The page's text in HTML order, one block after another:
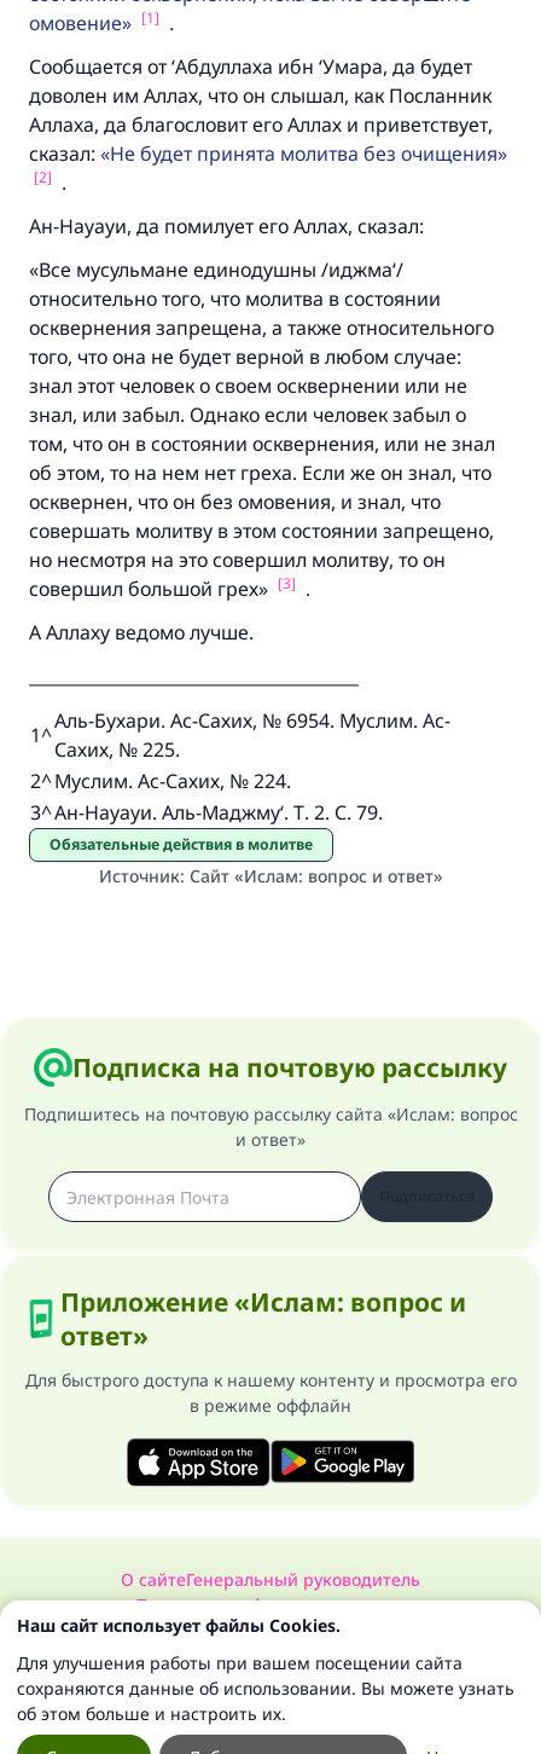
омовение
[1] .
Сообщается от ‘Абдуллаха ибн ‘Умара, да будет
доволен им Аллах, что он слышал, как Посланник
Аллаха, да благословит его Аллах и приветствует,
сказал:
Не будет принята молитва без очищения
[2] .
Ан-Науауи, да помилует его Аллах, сказал:
«Все мусульмане единодушны /иджма‘/
относительно того, что молитва в состоянии
осквернения запрещена, а также относительного
того, что она не будет верной в любом случае:
знал этот человек о своем осквернении или не
знал, или забыл. Однако если человек забыл о
том, что он в состоянии осквернения, или не знал
об этом, то на нем нет греха. Если же он знал, что
осквернен, что он без омовения, и знал, что
совершать молитву в этом состоянии запрещено,
но несмотря на это совершил молитву, то он
совершил большой грех» [3] .
А Аллаху ведомо лучше.
^
1
Аль-Бухари. Ас-Сахих, № 6954. Муслим. Ас-
Сахих, № 225.
^
2 Муслим. Ас-Сахих, № 224.
^
3 Ан-Науауи. Аль-Маджму‘. Т. 2. С. 79.
Обязательные действия в молитве
Источник: Сайт «Ислам: вопрос и ответ»
Подписка на почтовую рассылку
Подпишитесь на почтовую рассылку сайта «Ислам: вопрос
и ответ»
Приложение «Ислам: вопрос и
ответ»
Для быстрого доступа к нашему контенту и просмотра его
в режиме оффлайн
О сайтеГенеральный руководитель
Политика конфиденциальности
Сайт «Ислам: вопрос и ответ». Все права защищены 1997-2025 ©
Ответ № 110845 помог сохранить
брак.
Помогите нам предоставить ответы Умме
Посланник Аллаха, мир ему и
благословение, сказал:
«Указавшему на благое (полагается) такая
же награда как и совершившему его»
(МУСЛИМ, № 1893).
Участвуйте сейчас!
Наш сайт использует файлы Cookies.
Для улучшения работы при вашем посещении сайта
сохраняются данные об использовании. Вы можете узнать
об этом больше и настроить их.